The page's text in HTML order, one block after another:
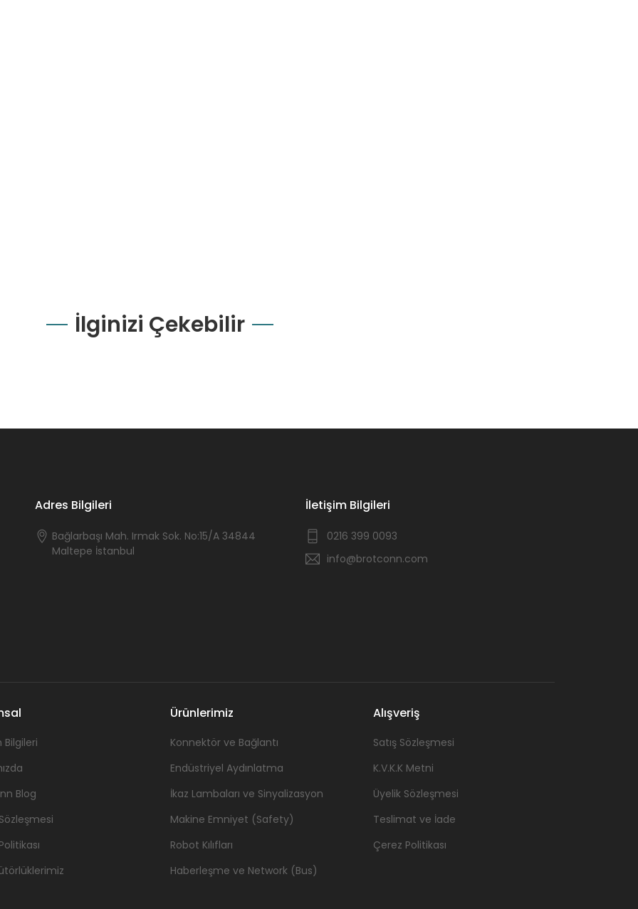
İlginizi Çekebilir
Adres Bilgileri
Bağlarbaşı Mah. Irmak Sok. No:15/A 34844
Maltepe İstanbul
İletişim Bilgileri
0216 399 0093
info@brotconn.com
Bilgileri
Blog
Ürünlerimiz
Konnektör ve Bağlantı
Endüstriyel Aydınlatma
İkaz Lambaları ve Sinyalizasyon
Makine Emniyet (Safety)
Robot Kılıfları
Haberleşme ve Network (Bus)
Alışveriş
Satış Sözleşmesi
K.V.K.K Metni
Üyelik Sözleşmesi
Teslimat ve İade
Çerez Politikası